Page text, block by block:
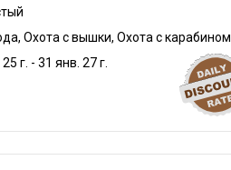
Охота с вышки, Охота с карабином
г. - 31 янв. 27 г.